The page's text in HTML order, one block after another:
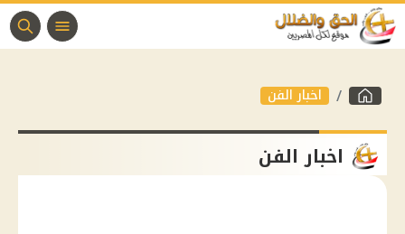
اخبار الفن
اخبار الفن